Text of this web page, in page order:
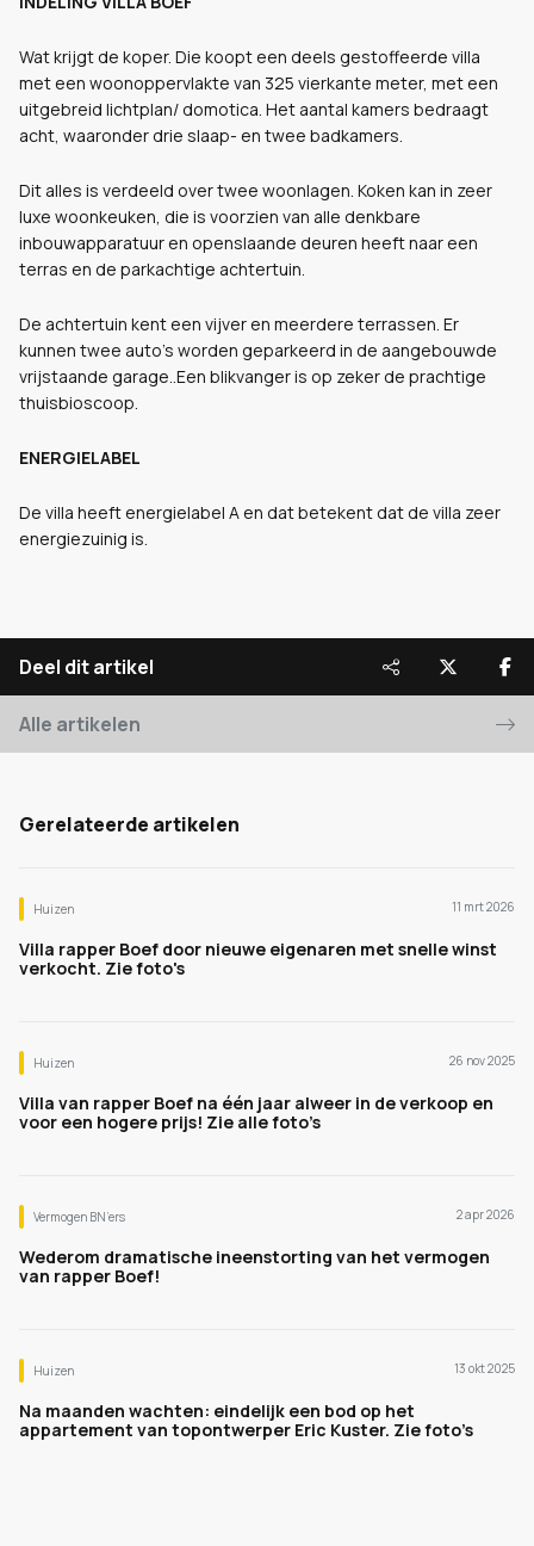
Wat krijgt de koper. Die koopt een deels gestoffeerde villa
met een woonoppervlakte van 325 vierkante meter, met een
uitgebreid lichtplan/ domotica. Het aantal kamers bedraagt
acht, waaronder drie slaap- en twee badkamers.
Dit alles is verdeeld over twee woonlagen. Koken kan in zeer
luxe woonkeuken, die is voorzien van alle denkbare
inbouwapparatuur en openslaande deuren heeft naar een
terras en de parkachtige achtertuin.
De achtertuin kent een vijver en meerdere terrassen. Er
kunnen twee auto's worden geparkeerd in de aangebouwde
vrijstaande garage..Een blikvanger is op zeker de prachtige
thuisbioscoop.
ENERGIELABEL
De villa heeft energielabel A en dat betekent dat de villa zeer
energiezuinig is.
Deel dit artikel
Alle artikelen
Gerelateerde artikelen
Huizen 11 mrt 2026
Villa rapper Boef door nieuwe eigenaren met snelle winst
verkocht. Zie foto's
Huizen 26 nov 2025
Villa van rapper Boef na één jaar alweer in de verkoop en
voor een hogere prijs! Zie alle foto’s
Vermogen BN’ers 2 apr 2026
Wederom dramatische ineenstorting van het vermogen
van rapper Boef!
Huizen 13 okt 2025
Na maanden wachten: eindelijk een bod op het
appartement van topontwerper Eric Kuster. Zie foto’s